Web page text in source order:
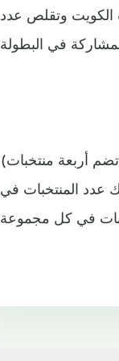
بعد انسحاب منتخب الكويت وتقلص عدد
أربعة منتخبات)
عدد المنتخبات في